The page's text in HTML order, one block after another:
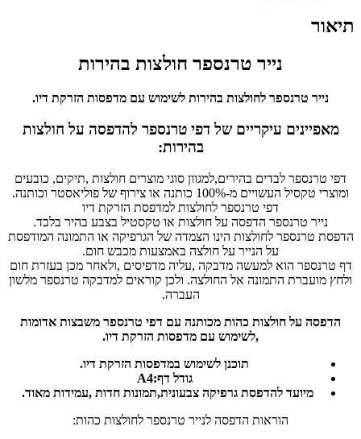
תיאור
נייר טרנספר חולצות בהירות
נייר טרנספר לחולצות בהירות לשימוש עם מדפסות הזרקת דיו.
מאפיינים עיקריים של דפי טרנספר להדפסה על חולצות
בהירות:
דפי טרנספר לבדים בהירים,למגוון סוגי מוצרים חולצות ,תיקים, כובעים
ומוצרי טקסיל העשויים מ-100% כותנה או צירוף של פוליאסטר וכותנה.
דפי טרנספר לחולצות למדפסת הזרקת דיו
נייר טרנספר הדפסה על חולצות או טקסטיל בצבע בהיר בלבד.
הדפסת טרנספר לחולצות הינו הצמדה של הגרפיקה או התמונה המודפסת
על הנייר על חולצה באמצעות מכבש חום.
דף טרנספר הוא למעשה מדבקה ,עליה מדפיסים ,ולאחר מכן בעזרת חום
ולחץ מועברת התמונה אל החולצה. ולכן קוראים למדבקה טרנספר מלשון
העברה.
הדפסה על חולצות כהות מכותנה עם דפי טרנספר משבצות אדומות
,לשימוש עם מדפסות הזרקת דיו.
תוכנן לשימוש במדפסות הזרקת דיו.
גודל דף:A4
מיועד להדפסת גרפיקה צבעונית,תמונות חדות ,עמידות מאוד.
הוראות הדפסה לנייר טרנספר לחולצות כהות: